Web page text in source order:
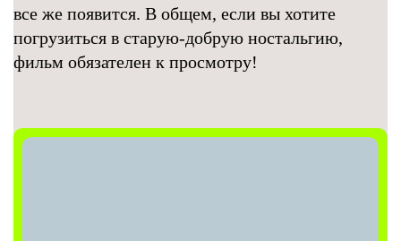
все же появится. В общем, если вы хотите
погрузиться в старую-добрую ностальгию,
фильм обязателен к просмотру!